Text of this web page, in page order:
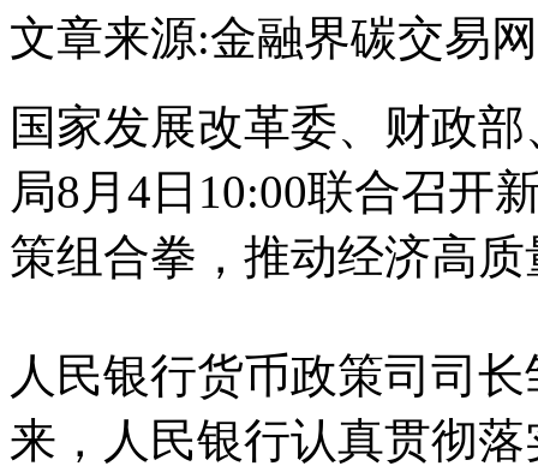
文章来源:金融界碳交易网
国家发展改革委、财政
局8月4日10:00联合召开
策组合拳，推动经济高
人民银行货币政策司司
来，人民银行认真贯彻